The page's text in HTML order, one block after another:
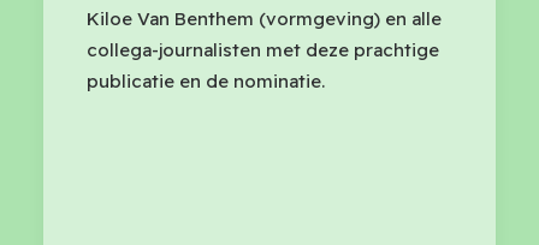
Kiloe Van Benthem (vormgeving) en alle
collega-journalisten met deze prachtige
publicatie en de nominatie.